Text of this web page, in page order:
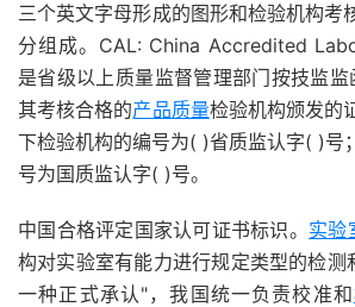
三个英文字母形成的图形和检验机构考
分组成。CAL: China Accredited
是省级以上质量监督管理部门按技监
其考核合格的产品质量检验机构颁发的
下检验机构的编号为( )省质监认字( )号
号为国质监认字( )号。
中国合格评定国家认可证书标识。 实验
构对实验室有能力进行规定类型的检测
一种正式承认"，我国统一负责校准和